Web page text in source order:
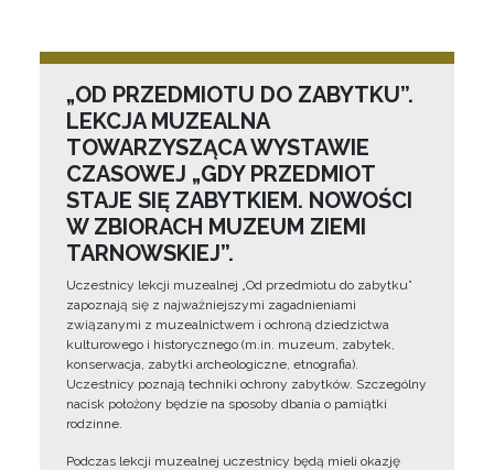
„OD PRZEDMIOTU DO ZABYTKU”.
LEKCJA MUZEALNA
TOWARZYSZĄCA WYSTAWIE
CZASOWEJ „GDY PRZEDMIOT
STAJE SIĘ ZABYTKIEM. NOWOŚCI
W ZBIORACH MUZEUM ZIEMI
TARNOWSKIEJ”.
Uczestnicy lekcji muzealnej „Od przedmiotu do zabytku”
zapoznają się z najważniejszymi zagadnieniami
związanymi z muzealnictwem i ochroną dziedzictwa
kulturowego i historycznego (m.in. muzeum, zabytek,
konserwacja, zabytki archeologiczne, etnografia).
Uczestnicy poznają techniki ochrony zabytków. Szczególny
nacisk położony będzie na sposoby dbania o pamiątki
rodzinne.
Podczas lekcji muzealnej uczestnicy będą mieli okazję